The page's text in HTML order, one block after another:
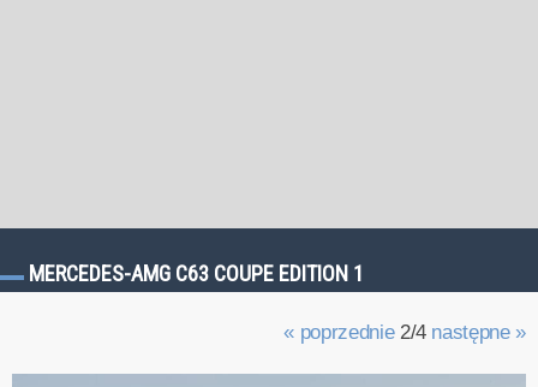
MERCEDES-AMG C63 COUPE EDITION 1
« poprzednie2/4 następne »